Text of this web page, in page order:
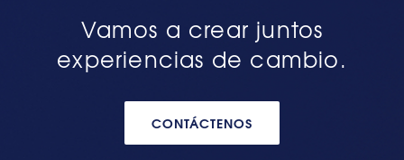
Vamos a crear juntos
experiencias de cambio.
CONTÁCTENOS